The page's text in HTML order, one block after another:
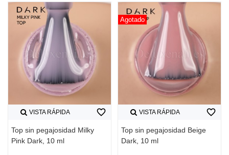
VISTA RÁPIDA
Top sin pegajosidad Milky
Pink Dark, 10 ml
favorite_border
Agotado
VISTA RÁPIDA
Top sin pegajosidad Beige
Dark, 10 ml
favorite_border